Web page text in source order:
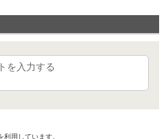
を入力する
用しています。